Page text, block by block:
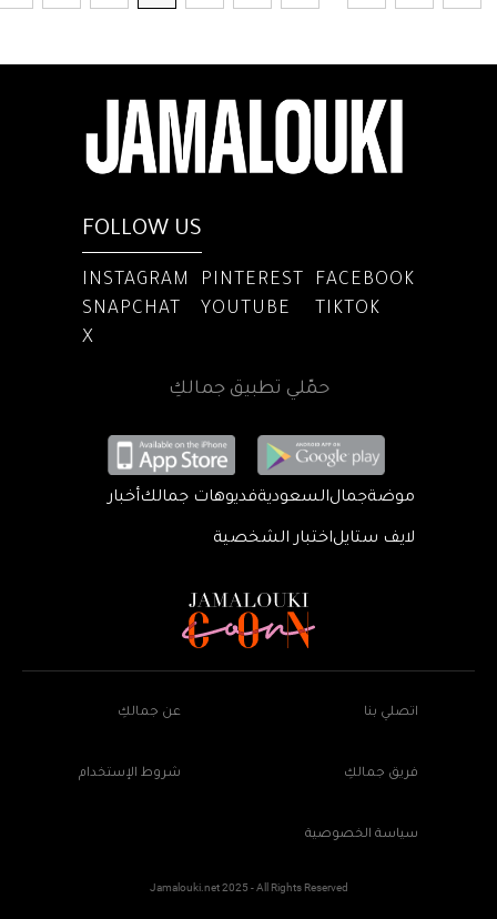
FOLLOW US
INSTAGRAM PINTEREST
FACEBOOK
SNAPCHAT
YOUTUBE
TIKTOK
X
حمّلي تطبيق جمالكِ
موضةجمالالسعوديةفديوهات جمالكأخبار
لايف ستايلاختبار الشخصية
اتصلي بنا عن جمالكِ
فريق جمالكِ شروط الإستخدام
سياسة الخصوصية
Jamalouki.net 2025 - All Rights Reserved